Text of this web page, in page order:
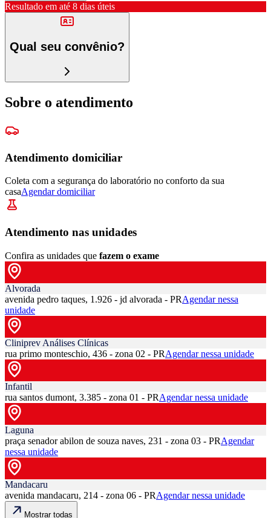
Resultado em até 8 dias úteis
Qual seu convênio?
Sobre o atendimento
Atendimento domiciliar
Coleta com a segurança do laboratório no conforto da sua
casaAgendar domiciliar
Atendimento nas unidades
Confira as unidades que fazem o exame
Alvorada
avenida pedro taques, 1.926 - jd alvorada - PRAgendar nessa
unidade
Cliniprev Análises Clínicas
rua primo monteschio, 436 - zona 02 - PRAgendar nessa unidade
Infantil
rua santos dumont, 3.385 - zona 01 - PRAgendar nessa unidade
Laguna
praça senador abilon de souza naves, 231 - zona 03 - PRAgendar
nessa unidade
Mandacaru
avenida mandacaru, 214 - zona 06 - PRAgendar nessa unidade
Mostrar todas